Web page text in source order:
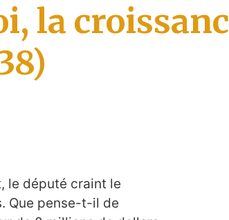
la
le député craint le
Que pense-t-il de